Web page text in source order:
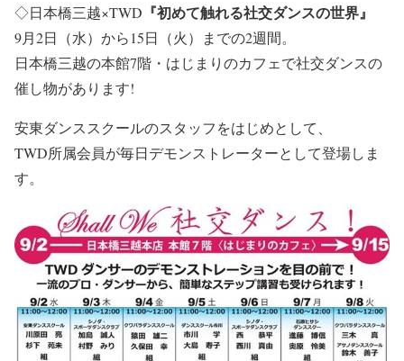
◇日本橋三越×TWD 『初めて触れる社交ダンスの世界』
9月2日（水）から15日（火）までの2週間。
日本橋三越の本館7階・はじまりのカフェで社交ダンスの
催し物があります!
安東ダンススクールのスタッフをはじめとして、
TWD所属会員が毎日デモンストレーターとして登場しま
す。